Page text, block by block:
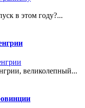
в этом году?...
великолепный...